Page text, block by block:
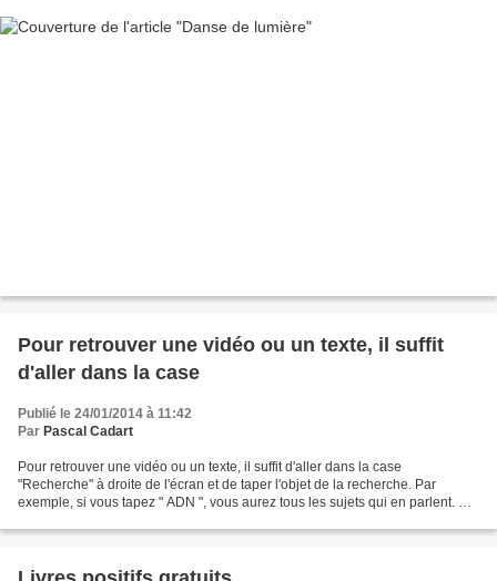
Pour retrouver une vidéo ou un texte, il suffit
d'aller dans la case
Publié le 24/01/2014 à 11:42
Par Pascal Cadart
Pour retrouver une vidéo ou un texte, il suffit d'aller dans la case
"Recherche" à droite de l'écran et de taper l'objet de la recherche. Par
exemple, si vous tapez " ADN ", vous aurez tous les sujets qui en parlent. Si